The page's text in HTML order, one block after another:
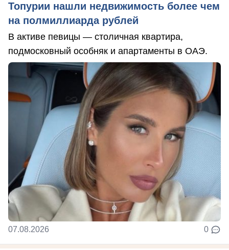
Топурии нашли недвижимость более чем
на полмиллиарда рублей
В активе певицы — столичная квартира,
подмосковный особняк и апартаменты в ОАЭ.
07.08.2026 0